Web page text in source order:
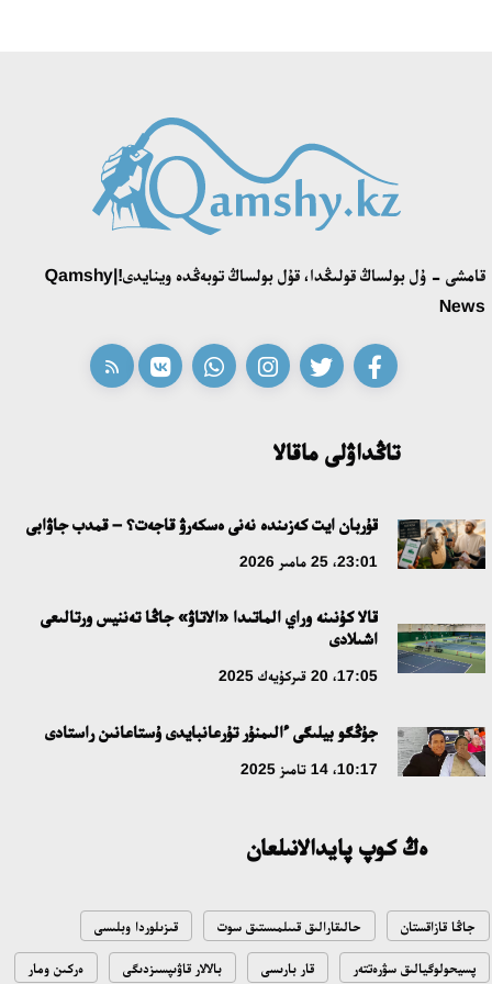
قونايەۆ قالاسىنىڭ اكىمى «سلاۆيان بازارى» بايقاۋىنىڭ جەڭىمپازى
اقەركە امالياتتى قابىلدادى
قازاق تىلىندەگى «قۇت» كونسەپتىسىنىڭ لينگۆومادەني سيپاتى
ابايدىڭ ادام تاربيەسى تۋرالى كوزقاراستارىنىڭ وزەكتىلىگى
مە؟
18:16، 20 شىلدە 2026
ۇلتتىق ءارحيۆتىڭ اشىلعانىنا 20 جىل: نەگىزگى جەتىستىكتەرى مەن
دامۋ باعىتى
مەملەكەت باسشىسى كوبەيتۇز كولىنىڭ جاي-كۇيىنە نازار اۋداردى
التىن وردا تاريحىن وقىتۋدىڭ يننوۆاسيالىق تاسىلدەرى ەنگىزىلەدى
قازاقستان ۇقك: ۋاقىت سىن-قاتەرلەرى جانە ۇلتتىق مۇددەنى قورعاۋ
قامشى - ۇل بولساڭ قولىڭدا، قۇل بولساڭ توبەڭدە وينايدى!|Qamshy
News
تاڭداۋلى ماقالا
قۇربان ايت كەزىندە نەنى ەسكەرۋ قاجەت؟ – قمدب جاۋابى
23:01، 25 مامىر 2026
قالا كۇنىنە وراي الماتىدا «الاتاۋ» جاڭا تەننيس ورتالىعى
اشىلادى
17:05، 20 قىركۇيەك 2025
جۇڭگو بيلىگى ءالىمنۇر تۇرعانبايدى ۇستاعانىن راستادى
10:17، 14 تامىز 2025
ەڭ كوپ پايدالانىلعان
جاڭا قازاقستان حالىقارالىق قىىلمىستىق سوت قىزىلوردا وبلىسى
پسيحولوگيالىق سۋرەتتەر قار بارىسى بالالار قاۋىپسىزدىگى ەركىن ومار